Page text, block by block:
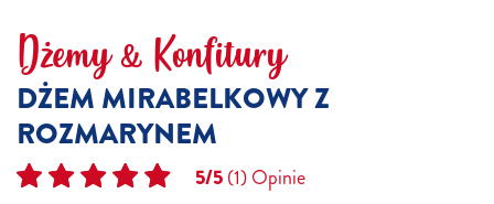
Dżemy & Konfitury
DŻEM MIRABELKOWY Z
ROZMARYNEM
5/5(1)Opinie